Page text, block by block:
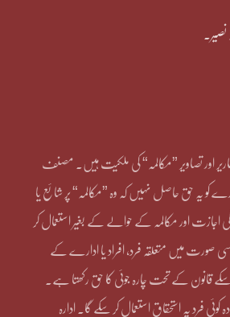
اور تصاویر ”مکالمہ“ کی ملکیت ہیں۔ مصنف
کو یہ حق حاصل نہیں کہ وہ ”مکالمہ“ پر شائع یا
اجازت اور مکالمہ کے حوالے کے بغیر استعمال کر
کسی صورت میں متعلقہ فرد، افراد یا ادارے کے
قانون کے تحت چارہ جوئی کا حق رکھتا ہے۔
کوئی فرد یہ استحقاق استعمال کر سکے گا۔ ادارہ